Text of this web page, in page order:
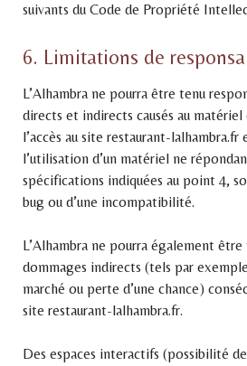
suivants du Code de Propriété
6. Limitations de
L’Alhambra ne pourra être tenu
directs et indirects causés au matériel
l’accès au site restaurant-
l’utilisation d’un matériel ne
spécifications indiquées au point 4,
bug ou d’une incompatibilité.
L’Alhambra ne pourra également
dommages indirects (tels par
marché ou perte d’une chance)
site restaurant-lalhambra.fr.
Des espaces interactifs (possibilité